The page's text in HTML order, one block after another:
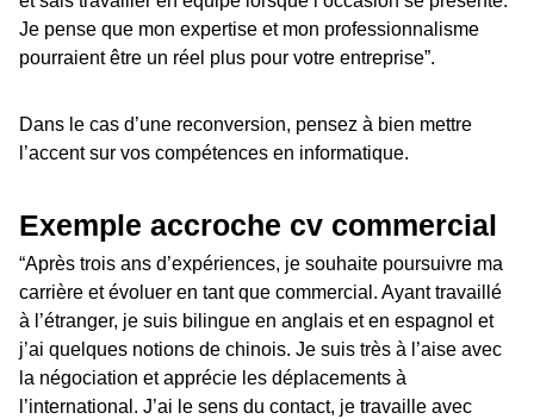
Je pense que mon expertise et mon professionnalisme
pourraient être un réel plus pour votre entreprise”.
Dans le cas d’une reconversion, pensez à bien mettre
l’accent sur vos compétences en informatique.
Exemple accroche cv commercial
“Après trois ans d’expériences, je souhaite poursuivre ma
carrière et évoluer en tant que commercial. Ayant travaillé
à l’étranger, je suis bilingue en anglais et en espagnol et
j’ai quelques notions de chinois. Je suis très à l’aise avec
la négociation et apprécie les déplacements à
l’international. J’ai le sens du contact, je travaille avec